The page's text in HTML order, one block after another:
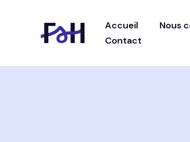
Accueil Nous
Contact